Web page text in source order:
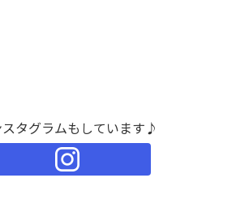
タグラムもしています♪